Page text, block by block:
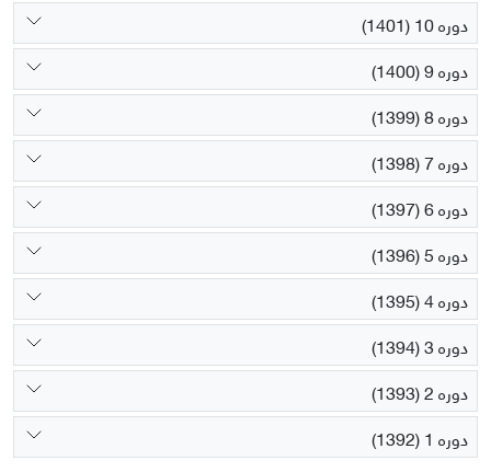
دوره 10 (1401)
دوره 9 (1400)
دوره 8 (1399)
دوره 7 (1398)
دوره 6 (1397)
دوره 5 (1396)
دوره 4 (1395)
دوره 3 (1394)
دوره 2 (1393)
دوره 1 (1392)